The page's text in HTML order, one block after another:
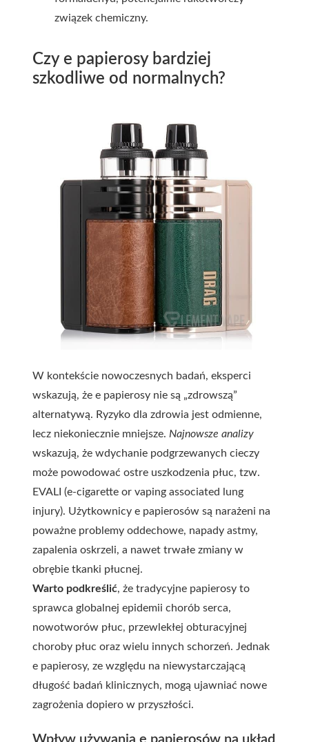
związek chemiczny.
Czy e papierosy bardziej
szkodliwe od normalnych?
W kontekście nowoczesnych badań, eksperci
wskazują, że e papierosy nie są „zdrowszą”
alternatywą. Ryzyko dla zdrowia jest odmienne,
lecz niekoniecznie mniejsze. Najnowsze analizy
wskazują, że wdychanie podgrzewanych cieczy
może powodować ostre uszkodzenia płuc, tzw.
EVALI (e-cigarette or vaping associated lung
injury). Użytkownicy e papierosów są narażeni na
poważne problemy oddechowe, napady astmy,
zapalenia oskrzeli, a nawet trwałe zmiany w
obrębie tkanki płucnej.
Warto podkreślić, że tradycyjne papierosy to
sprawca globalnej epidemii chorób serca,
nowotworów płuc, przewlekłej obturacyjnej
choroby płuc oraz wielu innych schorzeń. Jednak
e papierosy, ze względu na niewystarczającą
długość badań klinicznych, mogą ujawniać nowe
zagrożenia dopiero w przyszłości.
Wpływ używania e papierosów na układ